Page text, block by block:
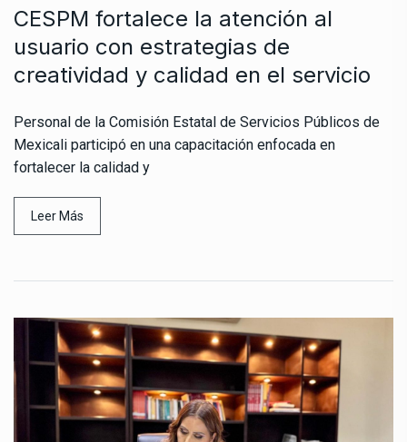
CESPM fortalece la atención al
usuario con estrategias de
creatividad y calidad en el servicio
Personal de la Comisión Estatal de Servicios Públicos de
Mexicali participó en una capacitación enfocada en
fortalecer la calidad y
Leer Más